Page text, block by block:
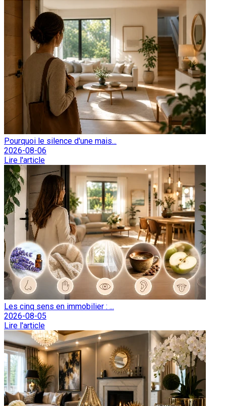
Pourquoi le silence d'une mais...
2026-08-06
Lire l'article
Les cinq sens en immobilier : ...
2026-08-05
Lire l'article